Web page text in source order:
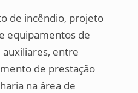
de incêndio, projeto
equipamentos de
entre
de prestação
na área de